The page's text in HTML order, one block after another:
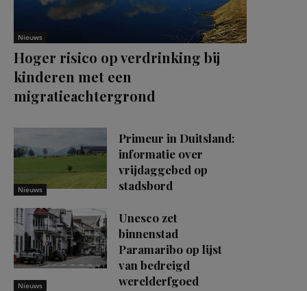
Nieuws
Hoger risico op verdrinking bij
kinderen met een
migratieachtergrond
Nieuws
Primeur in Duitsland:
informatie over
vrijdaggebed op
stadsbord
Nieuws
Unesco zet
binnenstad
Paramaribo op lijst
van bedreigd
werelderfgoed